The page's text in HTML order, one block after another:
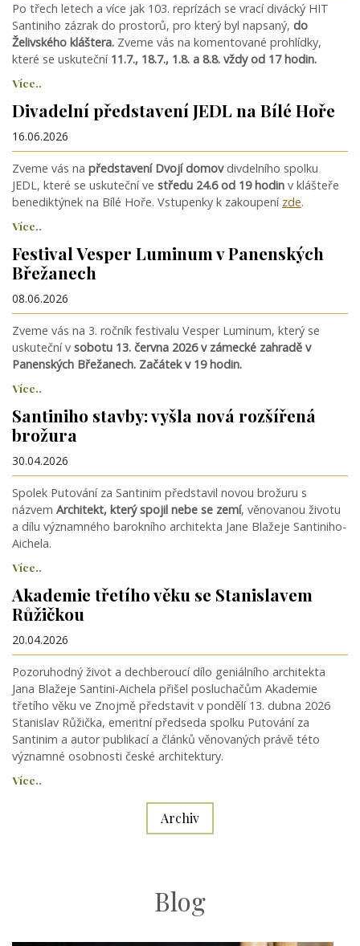
Po třech letech a více jak 103. reprízách se vrací divácký HIT
Santiniho zázrak do prostorů, pro který byl napsaný, do
Želivského kláštera. Zveme vás na komentované prohlídky,
které se uskuteční 11.7., 18.7., 1.8. a 8.8. vždy od 17 hodin.
Více..
Divadelní představení JEDL na Bílé Hoře
16.06.2026
Zveme vás na představení Dvojí domovdivdelního spolku
JEDL, které se uskuteční ve středu 24.6 od 19 hodin v klášteře
benediktýnek na Bílé Hoře. Vstupenky k zakoupení zde.
Více..
Festival Vesper Luminum v Panenských
Břežanech
08.06.2026
Zveme vás na 3. ročník festivalu Vesper Luminum, který se
uskuteční v sobotu 13. června 2026 v zámecké zahradě v
Panenských Břežanech. Začátek v 19 hodin.
Více..
Santiniho stavby: vyšla nová rozšířená
brožura
30.04.2026
Spolek Putování za Santinim představil novou brožuru s
názvem Architekt, který spojil nebe se zemí, věnovanou životu
a dílu významného barokního architekta Jane Blažeje Santiniho-
Aichela.
Více..
Akademie třetího věku se Stanislavem
Růžičkou
20.04.2026
Pozoruhodný život a dechberoucí dílo geniálního architekta
Jana Blažeje Santini-Aichela přišel posluchačům Akademie
třetího věku ve Znojmě představit v pondělí 13. dubna 2026
Stanislav Růžička, emeritní předseda spolku Putování za
Santinim a autor publikací a článků věnovaných právě této
významné osobnosti české architektury.
Více..
Archiv
Blog